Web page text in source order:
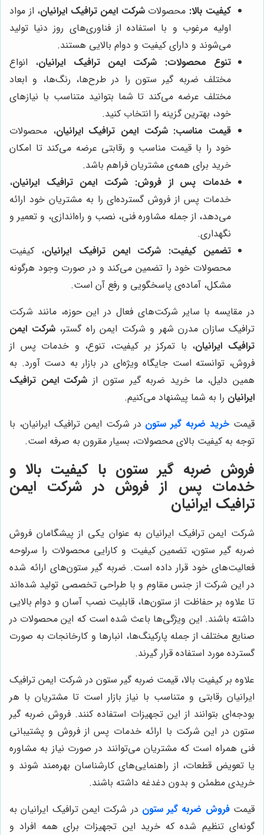
کیفیت بالا: محصولاتشرکت ایمن ترافیک ایرانیان، از مواد
اولیه مرغوب و با استفاده از فناوری‌های روز دنیا تولید
می‌شوند و دارای کیفیت و دوام بالایی هستند.
تنوع محصولات: شرکت ایمن ترافیک ایرانیان، انواع
مختلف ضربه گیر ستون را در طرح‌ها، رنگ‌ها، و ابعاد
مختلف عرضه می‌کند تا شما بتوانید متناسب با نیازهای
خود، بهترین گزینه را انتخاب کنید.
قیمت مناسب: شرکت ایمن ترافیک ایرانیان، محصولات
خود را با قیمت مناسب و رقابتی عرضه می‌کند تا امکان
خرید برای همه‌ی مشتریان فراهم باشد.
خدمات پس از فروش: شرکت ایمن ترافیک ایرانیان،
خدمات پس از فروش گسترده‌ای را به مشتریان خود ارائه
می‌دهد، از جمله مشاوره فنی، نصب و راه‌اندازی، و تعمیر و
نگهداری.
تضمین کیفیت: شرکت ایمن ترافیک ایرانیان، کیفیت
محصولات خود را تضمین می‌کند و در صورت وجود هرگونه
مشکل، آماده‌ی پاسخگویی و رفع آن است.
در مقایسه با سایر شرکت‌های فعال در این حوزه، مانند شرکت
ترافیک سازان مدرن شهر و شرکت ایمن راه گستر،شرکت ایمن
ترافیک ایرانیان، با تمرکز بر کیفیت، تنوع، و خدمات پس از
فروش، توانسته است جایگاه ویژه‌ای در بازار به دست آورد. به
همین دلیل، ما خرید ضربه گیر ستون از شرکت ایمن ترافیک
ایرانیان را به شما پیشنهاد می‌کنیم.
قیمت خرید ضربه گیر ستون در شرکت ایمن ترافیک ایرانیان، با
توجه به کیفیت بالای محصولات، بسیار مقرون به صرفه است.
فروش ضربه گیر ستون با کیفیت بالا و
خدمات پس از فروش در شرکت ایمن
ترافیک ایرانیان
شرکت ایمن ترافیک ایرانیان به عنوان یکی از پیشگامان فروش
ضربه گیر ستون، تضمین کیفیت و کارایی محصولات را سرلوحه
فعالیت‌های خود قرار داده است. ضربه گیر ستون‌های ارائه شده
در این شرکت از جنس مقاوم و با طراحی تخصصی تولید شده‌اند
تا علاوه بر حفاظت از ستون‌ها، قابلیت نصب آسان و دوام بالایی
داشته باشند. این ویژگی‌ها باعث شده است که این محصولات در
صنایع مختلف از جمله پارکینگ‌ها، انبارها و کارخانجات به صورت
گسترده مورد استفاده قرار گیرند.
علاوه بر کیفیت بالا، قیمت ضربه گیر ستون در شرکت ایمن ترافیک
ایرانیان رقابتی و متناسب با نیاز بازار است تا مشتریان با هر
بودجه‌ای بتوانند از این تجهیزات استفاده کنند. فروش ضربه گیر
ستون در این شرکت با ارائه خدمات پس از فروش و پشتیبانی
فنی همراه است که مشتریان می‌توانند در صورت نیاز به مشاوره
یا تعویض قطعات، از راهنمایی‌های کارشناسان بهره‌مند شوند و
خریدی مطمئن و بدون دغدغه داشته باشند.
قیمتفروش ضربه گیر ستون در شرکت ایمن ترافیک ایرانیان به
گونه‌ای تنظیم شده که خرید این تجهیزات برای همه افراد و